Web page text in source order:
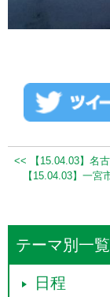
<< 【15.04.03】名
【15.04.03】一
テーマ別一覧
日程